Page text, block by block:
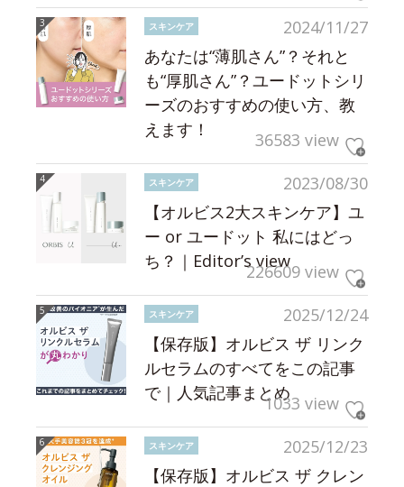
2024/11/27
スキンケア
あなたは“薄肌さん”？それと
も“厚肌さん”？ユードットシリ
ーズのおすすめの使い方、教
えます！
36583 view
2023/08/30
スキンケア
【オルビス2大スキンケア】ユ
ー or ユードット 私にはどっ
ち？｜Editor’s view226609 view
2025/12/24
スキンケア
【保存版】オルビス ザ リンク
ルセラムのすべてをこの記事
で｜人気記事まとめ1033 view
2025/12/23
スキンケア
【保存版】オルビス ザ クレン